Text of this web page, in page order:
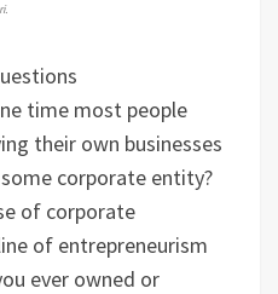
time most people
their own businesses
corporate entity?
of corporate
of entrepreneurism
ever owned or